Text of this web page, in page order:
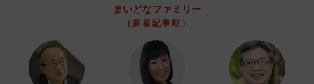
カミングアウトすることが、必ず正しいとかメリットが多
って、カミングアウトすることにどんな意味があるのか、
またどんな影響があるのかを、少し俯瞰で見て考えてみる
まいどなファミリー
（新着記事順）